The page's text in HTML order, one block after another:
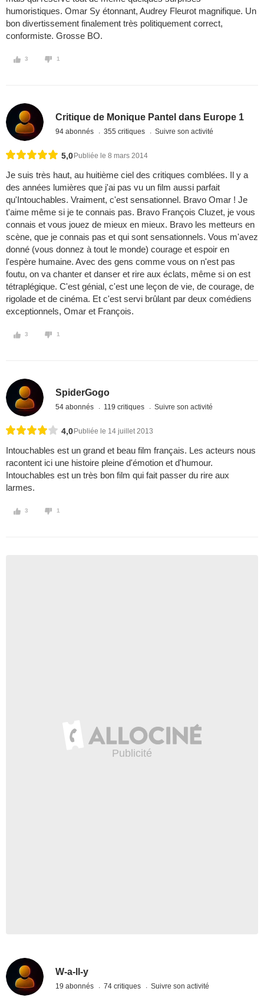
humoristiques. Omar Sy étonnant, Audrey Fleurot magnifique. Un
bon divertissement finalement très politiquement correct,
conformiste. Grosse BO.
3 1
Critique de Monique Pantel dans Europe 1
94 abonnés 355 critiques Suivre son activité
5,0 Publiée le 8 mars 2014
Je suis très haut, au huitième ciel des critiques comblées. Il y a
des années lumières que j'ai pas vu un film aussi parfait
qu'Intouchables. Vraiment, c'est sensationnel. Bravo Omar ! Je
t'aime même si je te connais pas. Bravo François Cluzet, je vous
connais et vous jouez de mieux en mieux. Bravo les metteurs en
scène, que je connais pas et qui sont sensationnels. Vous m'avez
donné (vous donnez à tout le monde) courage et espoir en
l'espère humaine. Avec des gens comme vous on n'est pas
foutu, on va chanter et danser et rire aux éclats, même si on est
tétraplégique. C'est génial, c'est une leçon de vie, de courage, de
rigolade et de cinéma. Et c'est servi brûlant par deux comédiens
exceptionnels, Omar et François.
3 1
SpiderGogo
54 abonnés 119 critiques Suivre son activité
4,0 Publiée le 14 juillet 2013
Intouchables est un grand et beau film français. Les acteurs nous
racontent ici une histoire pleine d'émotion et d'humour.
Intouchables est un très bon film qui fait passer du rire aux
larmes.
3 1
W-a-ll-y
19 abonnés 74 critiques Suivre son activité